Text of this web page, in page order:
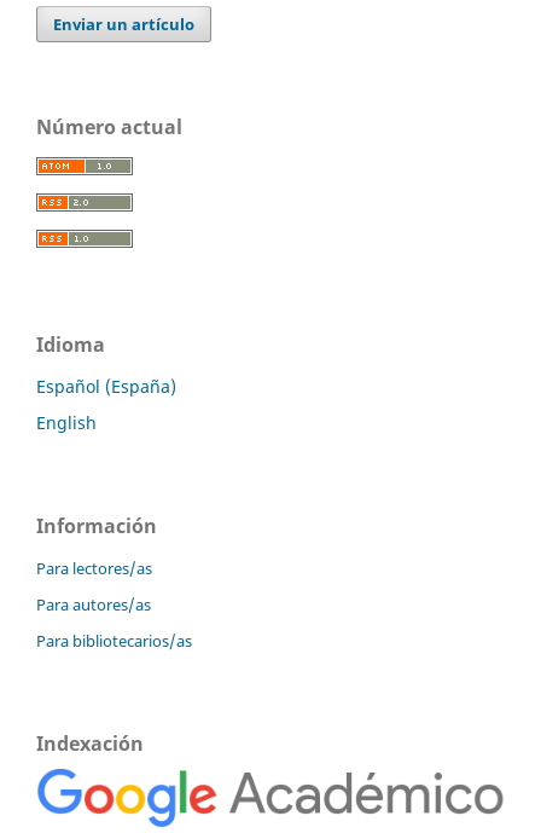
Enviar un artículo
Número actual
Idioma
Español (España)
English
Información
Para lectores/as
Para autores/as
Para bibliotecarios/as
Indexación